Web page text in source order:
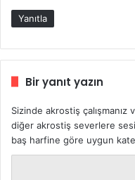
Yanıtla
Bir yanıt yazın
Sizinde akrostiş
diğer akrostiş severlere
baş harfine göre uygun